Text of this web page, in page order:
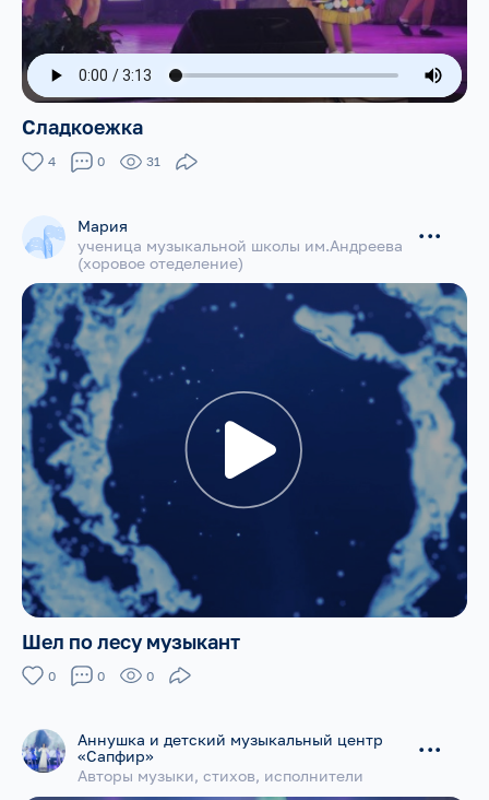
Сладкоежка
4 0 31
Мария
ученица музыкальной школы им.Андреева
(хоровое отеделение)
...
Шел по лесу музыкант
0 0 0
Аннушка и детский музыкальный центр
«Сапфир»
Авторы музыки, стихов, исполнители
...